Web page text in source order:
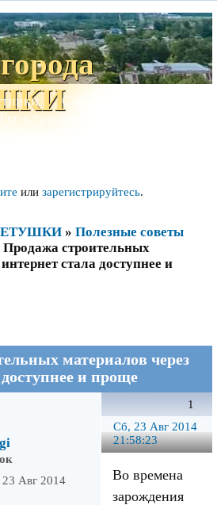
Сайт
Регистрация
или зарегистрируйтесь.
» Полезные советы
Продажа строительных
стала доступнее и
материалов через
и проще
1
Сб, 23 Авг 2014
21:58:23
Авг 2014
Во времена
зарождения